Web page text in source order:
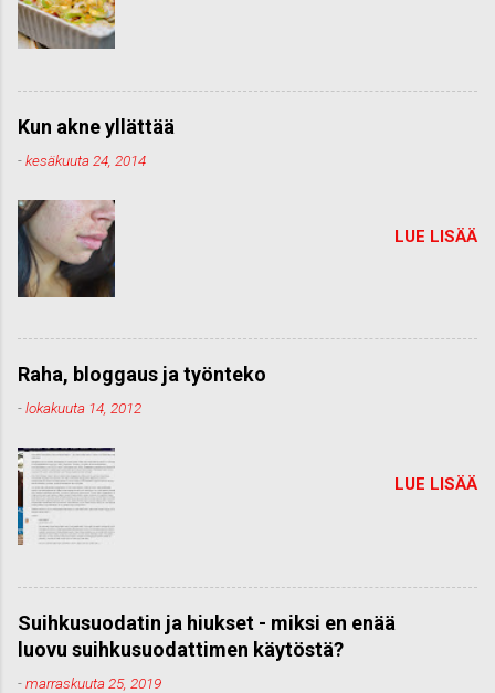
Kun akne yllättää
-kesäkuuta 24, 2014
LUE LISÄÄ
Raha, bloggaus ja työnteko
-lokakuuta 14, 2012
LUE LISÄÄ
Suihkusuodatin ja hiukset - miksi en enää
luovu suihkusuodattimen käytöstä?
-marraskuuta 25, 2019